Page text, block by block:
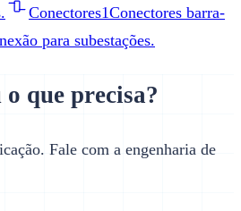
Conectores1Conectores barra-
para subestações.
que precisa?
Fale com a engenharia de